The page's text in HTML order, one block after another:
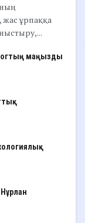
ұрпаққа
маңызды